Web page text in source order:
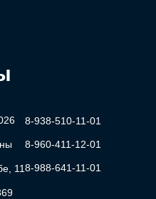
11
8-938-510-11-01
8-960-411-12-01
8-988-641-11-01